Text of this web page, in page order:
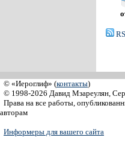
© «Иероглиф» (контакты)
© 1998-2026 Давид Мзареулян,
Права на все работы,
авторам
Информеры для вашего сайта